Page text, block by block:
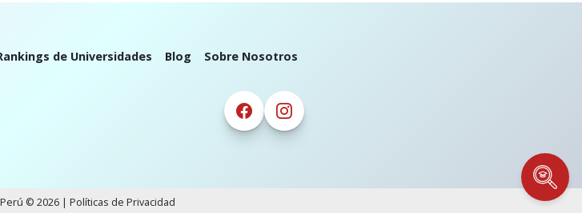
de Universidades Blog Sobre Nosotros
© 2026 | Políticas de Privacidad